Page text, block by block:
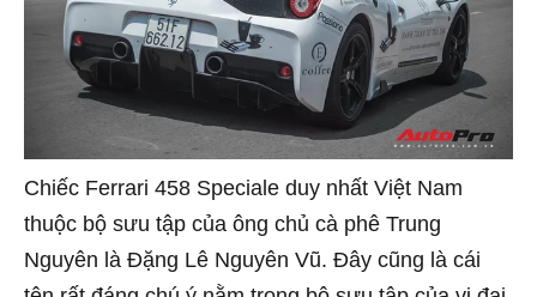
Chiếc Ferrari 458 Speciale duy nhất Việt Nam
thuộc bộ sưu tập của ông chủ cà phê Trung
Nguyên là Đặng Lê Nguyên Vũ. Đây cũng là cái